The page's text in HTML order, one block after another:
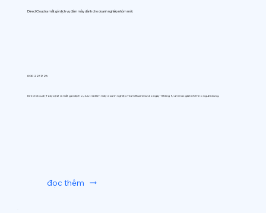
DirectCloud ra mắt gói dịch vụ đám mây dành cho doanh nghiệp nhóm mới.
0:00 22/7/26
DirectCloud (Tokyo) sẽ ra mắt gói dịch vụ lưu trữ đám mây doanh nghiệp Team Business vào ngày 1 tháng 9, với mức giá tính theo người dùng.
đọc thêm